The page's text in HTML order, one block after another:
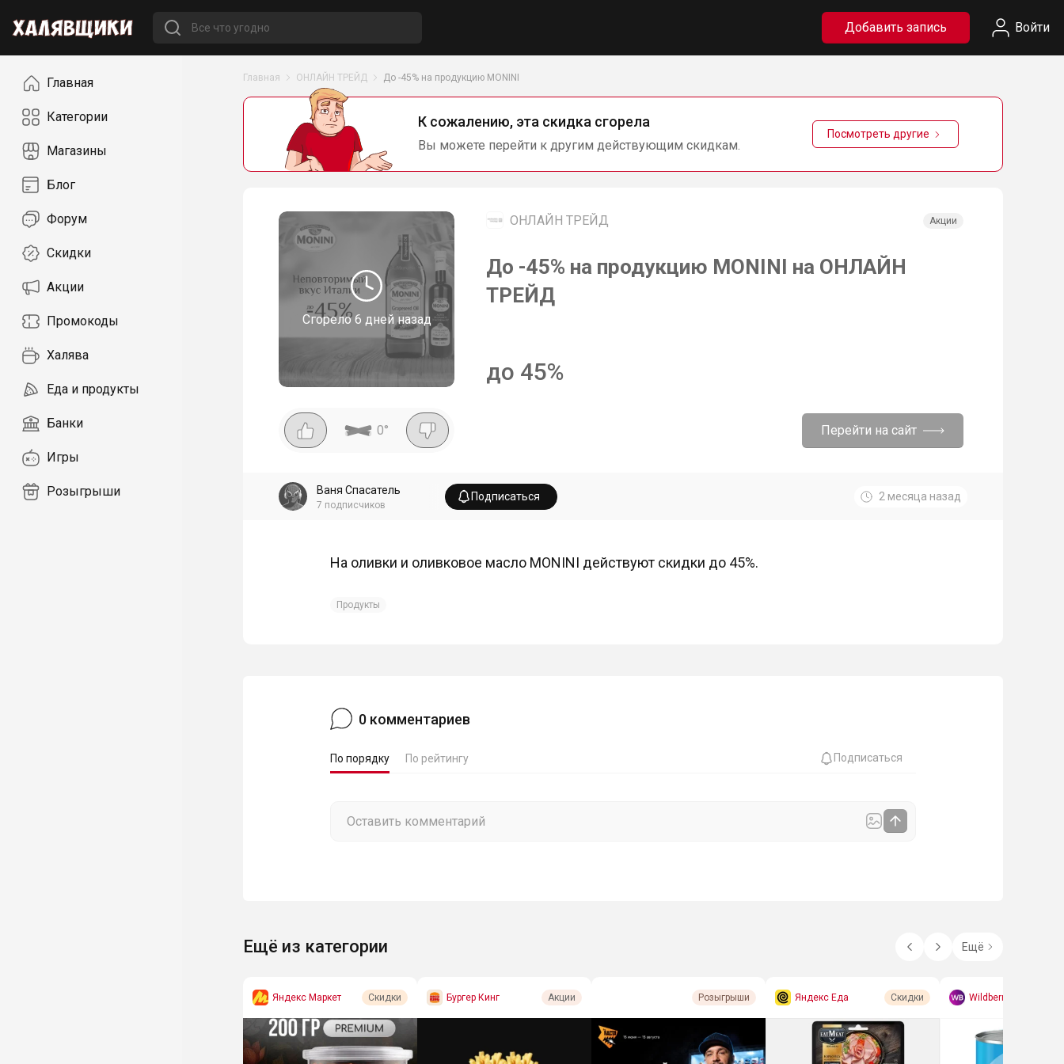
Добавить запись Войти
НавигацияГлавная
Категории
Магазины
Блог
Форум
Скидки
Акции
Промокоды
Халява
Еда и продукты
Банки
Игры
Розыгрыши
Главная ОНЛАЙН ТРЕЙД До -45% на продукцию MONINI
К сожалению, эта скидка сгорела
Вы можете перейти к другим действующим скидкам.
Посмотреть другие
Сгорело6 дней назад
ОНЛАЙН ТРЕЙД Акции
До -45% на продукцию MONINI на ОНЛАЙН
ТРЕЙД
до 45%
0° Перейти на сайт
Ваня Спасатель
7 подписчиков
Подписаться 2 месяца назад
На оливки и оливковое масло MONINI действуют скидки до 45%.
Продукты
0 комментариев
По порядку По рейтингу Подписаться
Ещё из категории Ещё
Яндекс Маркет Скидки Бургер Кинг Акции Розыгрыши Яндекс Еда Скидки Wildberries